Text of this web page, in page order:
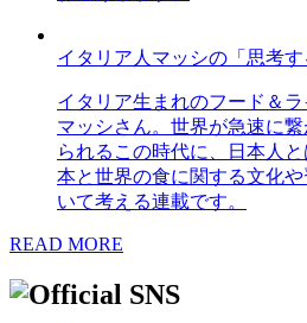
イタリア人マッシの「思考す
イタリア生まれのフード＆ラ
マッシさん。世界が急速に
られるこの時代に、日本人
本と世界の食に関する文化
いて考える連載です。
READ MORE